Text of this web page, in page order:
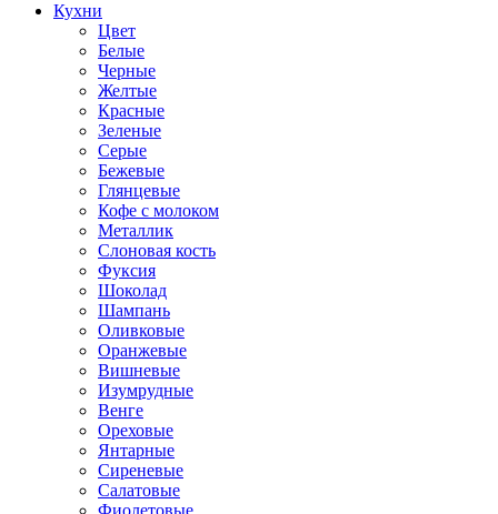
Кухни
Цвет
Белые
Черные
Желтые
Красные
Зеленые
Серые
Бежевые
Глянцевые
Кофе с молоком
Металлик
Слоновая кость
Фуксия
Шоколад
Шампань
Оливковые
Оранжевые
Вишневые
Изумрудные
Венге
Ореховые
Янтарные
Сиреневые
Салатовые
Фиолетовые